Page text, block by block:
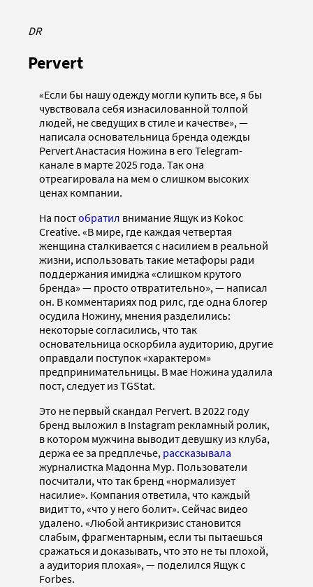
DR
Pervert
«Если бы нашу одежду могли купить все, я бы
чувствовала себя изнасилованной толпой
людей, не сведущих в стиле и качестве», —
написала основательница бренда одежды
Pervert Анастасия Ножина в его Telegram-
канале в марте 2025 года. Так она
отреагировала на мем о слишком высоких
ценах компании.
На постобратил внимание Ящук из Kokoc
Creative. «В мире, где каждая четвертая
женщина сталкивается с насилием в реальной
жизни, использовать такие метафоры ради
поддержания имиджа «слишком крутого
бренда» — просто отвратительно», — написал
он. В комментариях под рилс, где одна блогер
осудила Ножину, мнения разделились:
некоторые согласились, что так
основательница оскорбила аудиторию, другие
оправдали поступок «характером»
предпринимательницы. В мае Ножина удалила
пост, следует из TGStat.
Это не первый скандал Pervert. В 2022 году
бренд выложил в Instagram рекламный ролик,
в котором мужчина выводит девушку из клуба,
держа ее за предплечье, рассказывала
журналистка Мадонна Мур. Пользователи
посчитали, что так бренд «нормализует
насилие». Компания ответила, что каждый
видит то, «что у него болит». Сейчас видео
удалено. «Любой антикризис становится
слабым, фрагментарным, если ты пытаешься
сражаться и доказывать, что это не ты плохой,
а аудитория плохая», — поделился Ящук с
Forbes.